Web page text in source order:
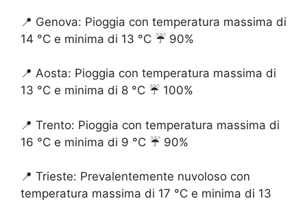
📍 Genova: Pioggia con temperatura massima di
14 °C e minima di 13 °C ☔️ 90%
📍 Aosta: Pioggia con temperatura massima di
13 °C e minima di 8 °C ☔️ 100%
📍 Trento: Pioggia con temperatura massima di
16 °C e minima di 9 °C ☔️ 90%
📍 Trieste: Prevalentemente nuvoloso con
temperatura massima di 17 °C e minima di 13